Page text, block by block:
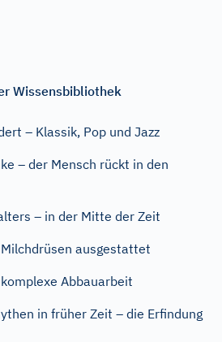
Wissensbibliothek
– Klassik, Pop und Jazz
– der Mensch rückt in den
– in der Mitte der Zeit
ausgestattet
Abbauarbeit
in früher Zeit – die Erfindung